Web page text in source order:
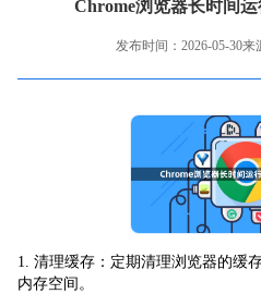
Chrome浏览器长时间
发布时间：2026-05-30来
1. 清理缓存：定期清理浏览器的缓
内存空间。